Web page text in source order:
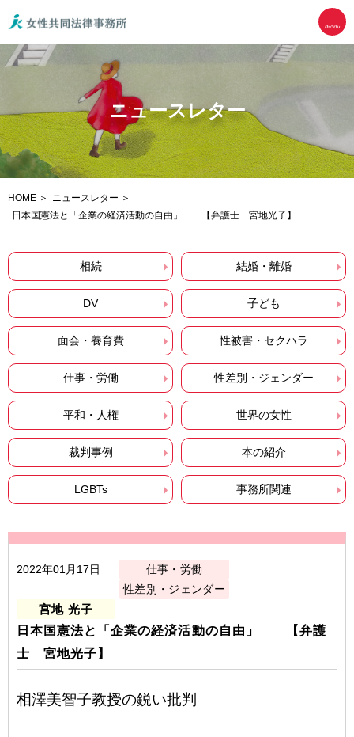
menu
ニュースレター
HOME
ニュースレター
日本国憲法と「企業の経済活動の自由」 【弁護士 宮地光子】
相続 結婚・離婚
DV 子ども
面会・養育費 性被害・セクハラ
仕事・労働 性差別・ジェンダー
平和・人権 世界の女性
裁判事例 本の紹介
LGBTs 事務所関連
2022年01月17日
仕事・労働
性差別・ジェンダー
宮地 光子
日本国憲法と「企業の経済活動の自由」 【弁護
士 宮地光子】
相澤美智子教授の鋭い批判